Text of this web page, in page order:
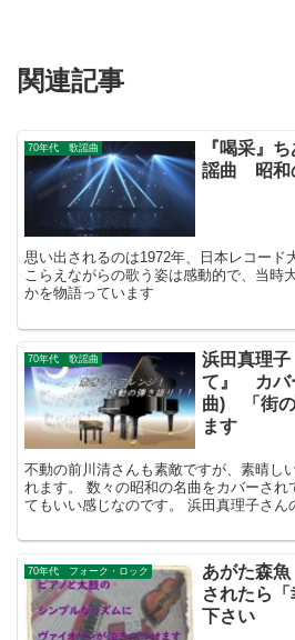
関連記事
70年代 歌謡曲
『喝采』
謡曲 昭和
思い出されるのは1972年、日本レコード
こらえながらの歌う姿は感動的で、当時
かを物語っています
70年代 歌謡曲
浜田真理
て』 カバ
曲) 「街の
ます
不動の前川清さんも素敵ですが、素晴し
れます。 数々の昭和の名曲をカバーされ
てもいい感じなのです。 浜田真理子さん
70年代 フォーク・ロック
あがた森
されたら
下さい